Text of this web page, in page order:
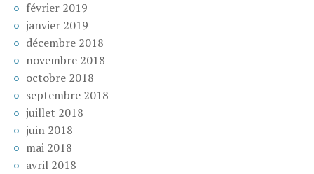
février 2019
janvier 2019
décembre 2018
novembre 2018
octobre 2018
septembre 2018
juillet 2018
juin 2018
mai 2018
avril 2018